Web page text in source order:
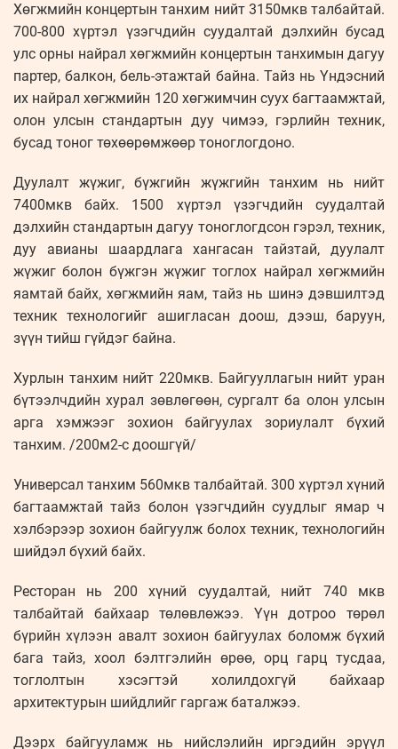
Хөгжмийн концертын танхим нийт 3150мкв талбайтай.
700-800 хүртэл үзэгчдийн суудалтай дэлхийн бусад
улс орны найрал хөгжмийн концертын танхимын дагуу
партер, балкон, бель-этажтай байна. Тайз нь Үндэсний
их найрал хөгжмийн 120 хөгжимчин суух багтаамжтай,
олон улсын стандартын дуу чимээ, гэрлийн техник,
бусад тоног төхөөрөмжөөр тоноглогдоно.
Дуулалт жүжиг, бүжгийн жүжгийн танхим нь нийт
7400мкв байх. 1500 хүртэл үзэгчдийн суудалтай
дэлхийн стандартын дагуу тоноглогдсон гэрэл, техник,
дуу авианы шаардлага хангасан тайзтай, дуулалт
жүжиг болон бүжгэн жүжиг тоглох найрал хөгжмийн
яамтай байх, хөгжмийн яам, тайз нь шинэ дэвшилтэд
техник технологийг ашигласан доош, дээш, баруун,
зүүн тийш гүйдэг байна.
Хурлын танхим нийт 220мкв. Байгууллагын нийт уран
бүтээлчдийн хурал зөвлөгөөн, сургалт ба олон улсын
арга хэмжээг зохион байгуулах зориулалт бүхий
танхим. /200м2-с доошгүй/
Универсал танхим 560мкв талбайтай. 300 хүртэл хүний
багтаамжтай тайз болон үзэгчдийн суудлыг ямар ч
хэлбэрээр зохион байгуулж болох техник, технологийн
шийдэл бүхий байх.
Ресторан нь 200 хүний суудалтай, нийт 740 мкв
талбайтай байхаар төлөвлөжээ. Үүн дотроо төрөл
бүрийн хүлээн авалт зохион байгуулах боломж бүхий
бага тайз, хоол бэлтгэлийн өрөө, орц гарц тусдаа,
тоглолтын хэсэгтэй холилдохгүй байхаар
архитектурын шийдлийг гаргаж баталжээ.
Дээрх байгууламж нь нийслэлийн иргэдийн эрүүл